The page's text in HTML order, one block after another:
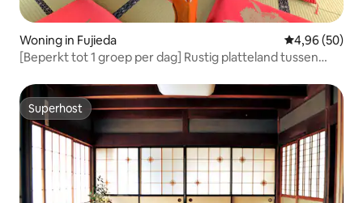
Woning in Fujieda Gemiddelde
4,96 (50)
[Beperkt tot 1 groep per dag] Rustig platteland tussen
gastenverblijf voor gezinnen
Superhost
Superhost